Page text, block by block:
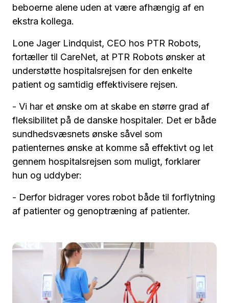
beboerne alene uden at være afhængig af en
ekstra kollega.
Lone Jager Lindquist, CEO hos PTR Robots,
fortæller til CareNet, at PTR Robots ønsker at
understøtte hospitalsrejsen for den enkelte
patient og samtidig effektivisere rejsen.
- Vi har et ønske om at skabe en større grad af
fleksibilitet på de danske hospitaler. Det er både
sundhedsvæsnets ønske såvel som
patienternes ønske at komme så effektivt og let
gennem hospitalsrejsen som muligt, forklarer
hun og uddyber:
- Derfor bidrager vores robot både til forflytning
af patienter og genoptræning af patienter.